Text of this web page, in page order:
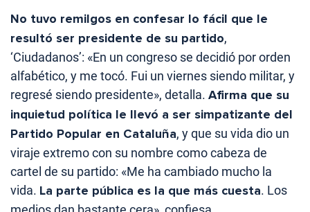
No tuvo remilgos en confesar lo fácil que le
resultó ser presidente de su partido,
‘Ciudadanos’: «En un congreso se decidió por orden
alfabético, y me tocó. Fui un viernes siendo militar, y
regresé siendo presidente», detalla. Afirma que su
inquietud política le llevó a ser simpatizante del
Partido Popular en Cataluña, y que su vida dio un
viraje extremo con su nombre como cabeza de
cartel de su partido: «Me ha cambiado mucho la
vida. La parte pública es la que más cuesta. Los